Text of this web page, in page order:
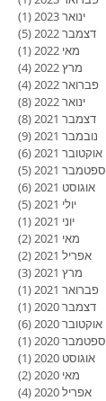
ינואר 2023
(1)
דצמבר 2022
(5)
מאי 2022
(1)
מרץ 2022
(4)
פברואר 2022
(4)
ינואר 2022
(8)
דצמבר 2021
(8)
נובמבר 2021
(9)
אוקטובר 2021
(6)
ספטמבר 2021
(5)
אוגוסט 2021
(6)
יולי 2021
(5)
יוני 2021
(1)
מאי 2021
(2)
אפריל 2021
(2)
מרץ 2021
(3)
פברואר 2021
(1)
דצמבר 2020
(1)
אוקטובר 2020
(6)
ספטמבר 2020
(1)
אוגוסט 2020
(1)
מאי 2020
(2)
אפריל 2020
(4)